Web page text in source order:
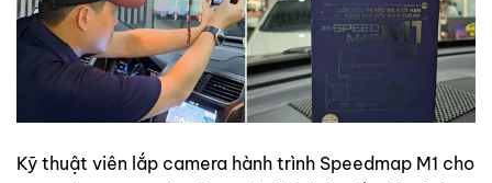
Kỹ thuật viên lắp camera hành trình Speedmap M1 cho